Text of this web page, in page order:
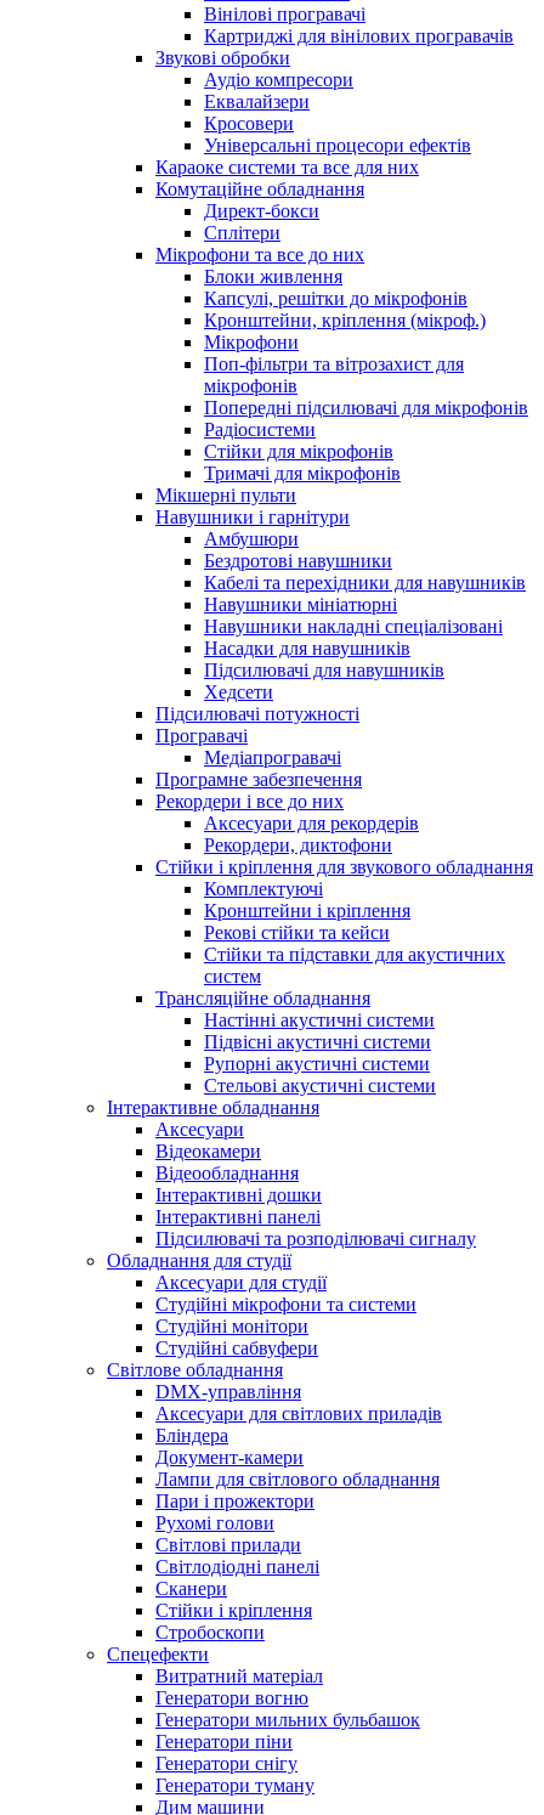
Вінілові програвачі
Картриджі для вінілових програвачів
Звукові обробки
Аудіо компресори
Еквалайзери
Кросовери
Універсальні процесори ефектів
Караоке системи та все для них
Комутаційне обладнання
Директ-бокси
Сплітери
Мікрофони та все до них
Блоки живлення
Капсулі, решітки до мікрофонів
Кронштейни, кріплення (мікроф.)
Мікрофони
Поп-фільтри та вітрозахист для
мікрофонів
Попередні підсилювачі для мікрофонів
Радіосистеми
Стійки для мікрофонів
Тримачі для мікрофонів
Мікшерні пульти
Навушники і гарнітури
Амбушюри
Бездротові навушники
Кабелі та перехідники для навушників
Навушники мініатюрні
Навушники накладні спеціалізовані
Насадки для навушників
Підсилювачі для навушників
Хедсети
Підсилювачі потужності
Програвачі
Медіапрогравачі
Програмне забезпечення
Рекордери і все до них
Аксесуари для рекордерів
Рекордери, диктофони
Стійки і кріплення для звукового обладнання
Комплектуючі
Кронштейни і кріплення
Рекові стійки та кейси
Стійки та підставки для акустичних
систем
Трансляційне обладнання
Настінні акустичні системи
Підвісні акустичні системи
Рупорні акустичні системи
Стельові акустичні системи
Інтерактивне обладнання
Аксесуари
Відеокамери
Відеообладнання
Інтерактивні дошки
Інтерактивні панелі
Підсилювачі та розподілювачі сигналу
Обладнання для студії
Аксесуари для студії
Студійні мікрофони та системи
Студійні монітори
Студійні сабвуфери
Світлове обладнання
DMX-управління
Аксесуари для світлових приладів
Бліндера
Документ-камери
Лампи для світлового обладнання
Пари і прожектори
Рухомі голови
Світлові прилади
Світлодіодні панелі
Сканери
Стійки і кріплення
Стробоскопи
Спецефекти
Витратний матеріал
Генератори вогню
Генератори мильних бульбашок
Генератори піни
Генератори снігу
Генератори туману
Дим машини